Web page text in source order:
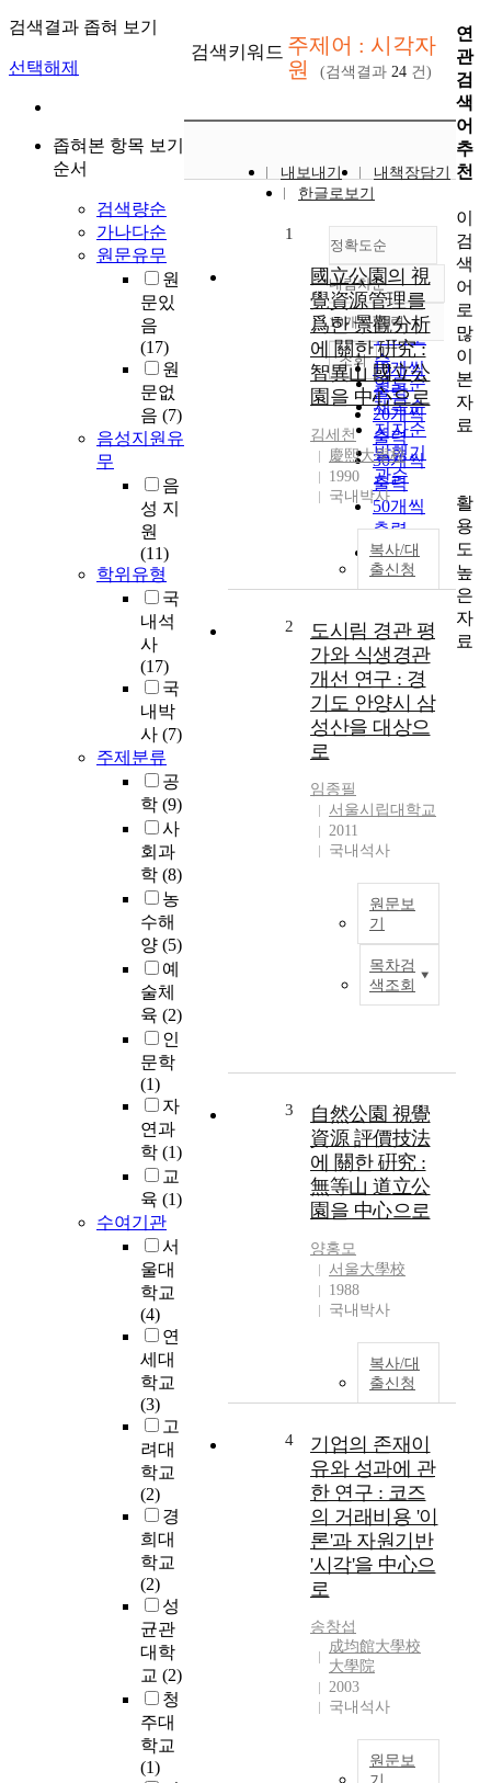
검색결과 좁혀 보기
선택해제
좁혀본 항목 보기
순서
검색량순
가나다순
원문유무
원
문있
음
(17)
원
문없
음 (7)
음성지원유
무
음
성 지
원
(11)
학위유형
국
내석
사
(17)
국
내박
사 (7)
주제분류
공
학 (9)
사
회과
학 (8)
농
수해
양 (5)
예
술체
육 (2)
인
문학
(1)
자
연과
학 (1)
교
육 (1)
수여기관
서
울대
학교
(4)
연
세대
학교
(3)
고
려대
학교
(2)
경
희대
학교
(2)
성
균관
대학
교 (2)
청
주대
학교
(1)
검색키워드 주제어 : 시각자
원
(검색결과 24 건)
내보내기
내책장담기
한글로보기
정확도순
정확도
순
인기도
순
연도순
제목순
저자순
발행기
관순
내림차순
내림차순
10개씩 출력
10개씩
출력
20개씩
출력
30개씩
출력
50개씩
출력
100개씩
출력
조회
1
國立公園의 視
覺資源管理를
爲한 景觀分析
에 關한 硏究 :
智異山 國立公
園을 中心으로
김세천
慶熙大學校
1990
국내박사
복사/대
출신청
2
도시림 경관 평
가와 식생경관
개선 연구 : 경
기도 안양시 삼
성산을 대상으
로
임종필
서울시립대학교
2011
국내석사
원문보
기
목차검
색조회
3
自然公園 視覺
資源 評價技法
에 關한 硏究 :
無等山 道立公
園을 中心으로
양홍모
서울大學校
1988
국내박사
복사/대
출신청
4
기업의 존재이
유와 성과에 관
한 연구 : 코즈
의 거래비용 '이
론'과 자원기반
'시각'을 中心으
로
송창섭
成均館大學校
大學院
2003
국내석사
원문보
연
관
검
색
어
추
천
이
검
색
어
로
많
이
본
자
료
활
용
도
높
은
자
료